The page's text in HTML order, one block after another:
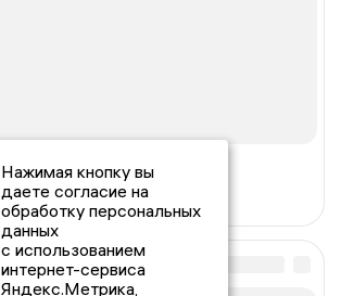
Нажимая кнопку вы
даете согласие на
обработку персональных
данных
с использованием
интернет-сервиса
Яндекс.Метрика,